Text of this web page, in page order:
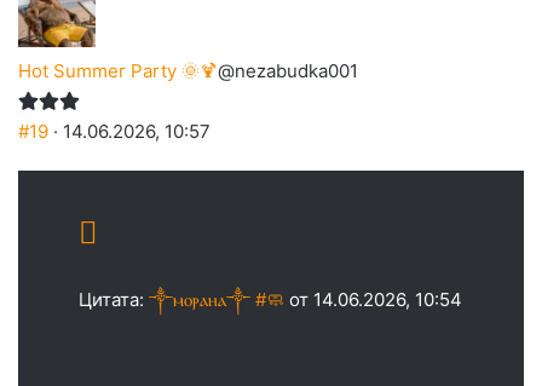
Hot Summer Party 🌞🍹@nezabudka001
#19 · 14.06.2026, 10:57
Цитата: ༒ⲙⲟⲣⲁⲏⲁ༒ #🧼 от 14.06.2026, 10:54